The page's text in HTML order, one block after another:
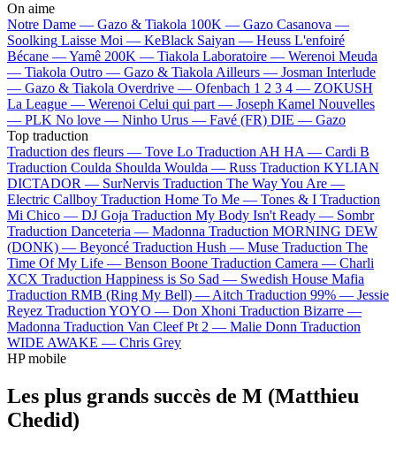
On aime
Notre Dame — Gazo & Tiakola 100K — Gazo Casanova —
Soolking Laisse Moi — KeBlack Saiyan — Heuss L'enfoiré
Bécane —Yamê 200K — Tiakola Laboratoire — Werenoi Meuda
— Tiakola Outro — Gazo & TiakolaAilleurs — Josman Interlude
— Gazo & Tiakola Overdrive — Ofenbach 1 2 3 4 — ZOKUSH
La League — Werenoi Celui qui part — Joseph Kamel Nouvelles
— PLK No love — Ninho Urus — Favé (FR) DIE — Gazo
Top traduction
Traduction des fleurs — Tove Lo Traduction AH HA — Cardi B
Traduction Coulda Shoulda Woulda — Russ Traduction KYLIAN
DICTADOR — SurNervis Traduction The Way You Are —
Electric Callboy Traduction Home To Me — Tones & I Traduction
Mi Chico — DJ Goja Traduction My Body Isn't Ready — Sombr
Traduction Danceteria — Madonna Traduction MORNING DEW
(DONK) — Beyoncé Traduction Hush — Muse Traduction The
Time Of My Life — Benson Boone Traduction Camera — Charli
XCX Traduction Happiness is So Sad — Swedish House Mafia
Traduction RMB (Ring My Bell) —Aitch Traduction 99% — Jessie
Reyez Traduction YOYO — Don Xhoni Traduction Bizarre —
Madonna Traduction Van Cleef Pt 2 — Malie Donn Traduction
WIDE AWAKE — Chris Grey
HP mobile
Les plus grands succès de M (Matthieu
Chedid)